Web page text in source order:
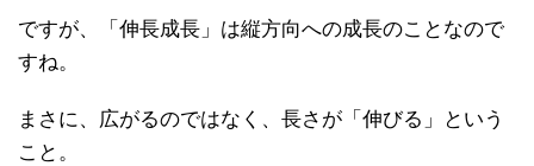
ですが、「伸長成長」は縦方向への成長のことなので
すね。
まさに、広がるのではなく、長さが「伸びる」という
こと。